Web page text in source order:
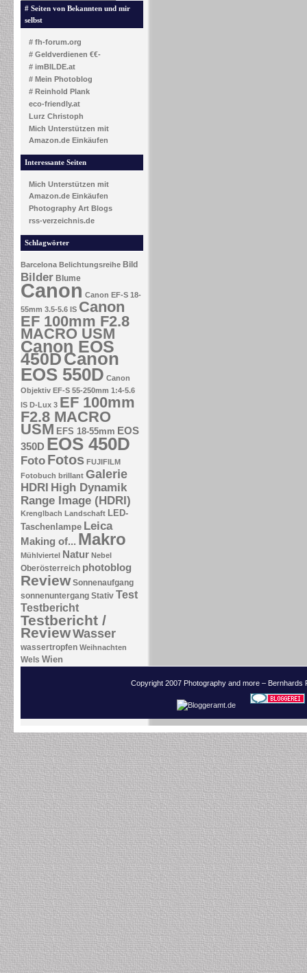
# Seiten von Bekannten und mir
selbst
# fh-forum.org
# Geldverdienen €€-
# imBILDE.at
# Mein Photoblog
# Reinhold Plank
eco-friendly.at
Lurz Christoph
Mich Unterstützen mit
Amazon.de Einkäufen
Interessante Seiten
Mich Unterstützen mit
Amazon.de Einkäufen
Photography Art Blogs
rss-verzeichnis.de
Schlagwörter
Barcelona Belichtungsreihe Bild
Bilder Blume
Canon Canon EF-S 18-
55mm 3.5-5.6 IS Canon
EF 100mm F2.8
MACRO USM
Canon EOS
450DCanon
EOS 550D Canon
Objektiv EF-S 55-250mm 1:4-5.6
IS D-Lux 3 EF 100mm
F2.8 MACRO
USM EFS 18-55mm EOS
350D EOS 450D
Foto Fotos FUJIFILM
Fotobuch brillant Galerie
HDRI High Dynamik
Range Image (HDRI)
Krenglbach Landschaft LED-
Taschenlampe Leica
Making of... Makro
Mühlviertel Natur Nebel
Oberösterreich photoblog
Review Sonnenaufgang
sonnenuntergang Stativ Test
Testbericht
Testbericht /
ReviewWasser
wassertropfen Weihnachten
Wels Wien
Copyright 2007 Photography and more –